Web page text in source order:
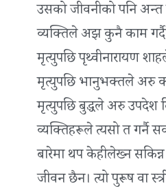
उसको जीवनीको पनि अन्त
व्यक्तिले अझ कुनै काम
मृत्युपछि पृथ्वीनारायण
मृत्युपछि भानुभक्तले अरु
मृत्युपछि बुद्धले अरु उपदेश
व्यक्तिहरूले त्यसो त गर्नै
बारेमा थप केहीलेख्‍न
जीवन छैन। त्यो पुरूष वा